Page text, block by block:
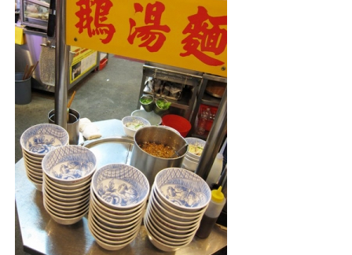
歷史區
關於Yilan
個人著作
活動實況記錄
媒體報導一覽
合作與代言
訂閱電子報